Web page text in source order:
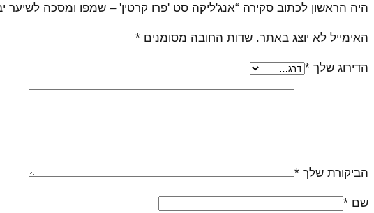
היה הראשון לכתוב סקירה “אנג'ליקה סט 'פרו קרטין' – שמפו ומסכה לשיער
האימייל לא יוצג באתר. שדות החובה מסומנים *
הדירוג שלך *
הביקורת שלך *
שם *